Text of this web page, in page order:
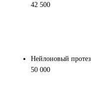
42 500
Нейлоновый протез
50 000